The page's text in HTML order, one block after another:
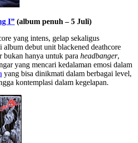
I” (album penuh – 5 Juli)
yang intens, gelap sekaligus
album debut unit blackened deathcore
bukan hanya untuk para headbanger,
yang mencari kedalaman emosi dalam
yang bisa dinikmati dalam berbagai level,
kontemplasi dalam kegelapan.